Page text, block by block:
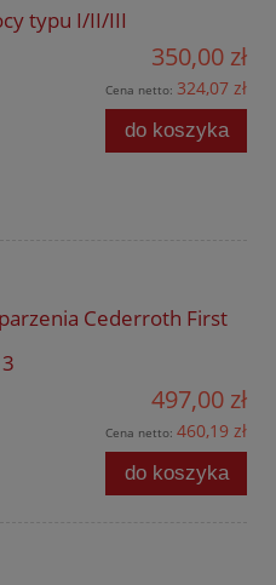
typu I/II/III
350,00 zł
Cena netto: 324,07 zł
do koszyka
Cederroth First
497,00 zł
Cena netto: 460,19 zł
do koszyka